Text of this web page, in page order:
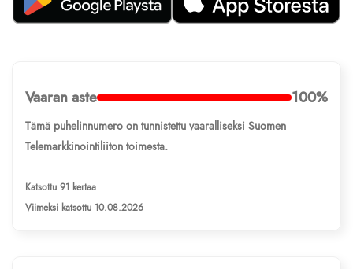
Vaaran aste 100%
Tämä puhelinnumero on tunnistettu vaaralliseksi Suomen
Telemarkkinointiliiton toimesta.
Katsottu 91 kertaa
Viimeksi katsottu 10.08.2026